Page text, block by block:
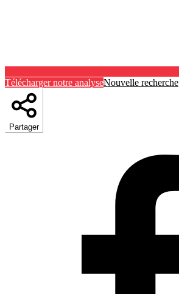
Télécharger notre analyseNouvelle recherche
Partager